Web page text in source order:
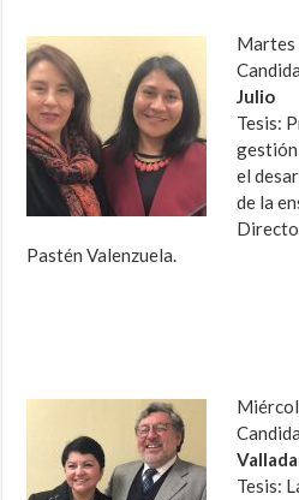
Martes
Julio
Tesis:
gestión
el
de la
Pastén Valenzuela.
Tesis: